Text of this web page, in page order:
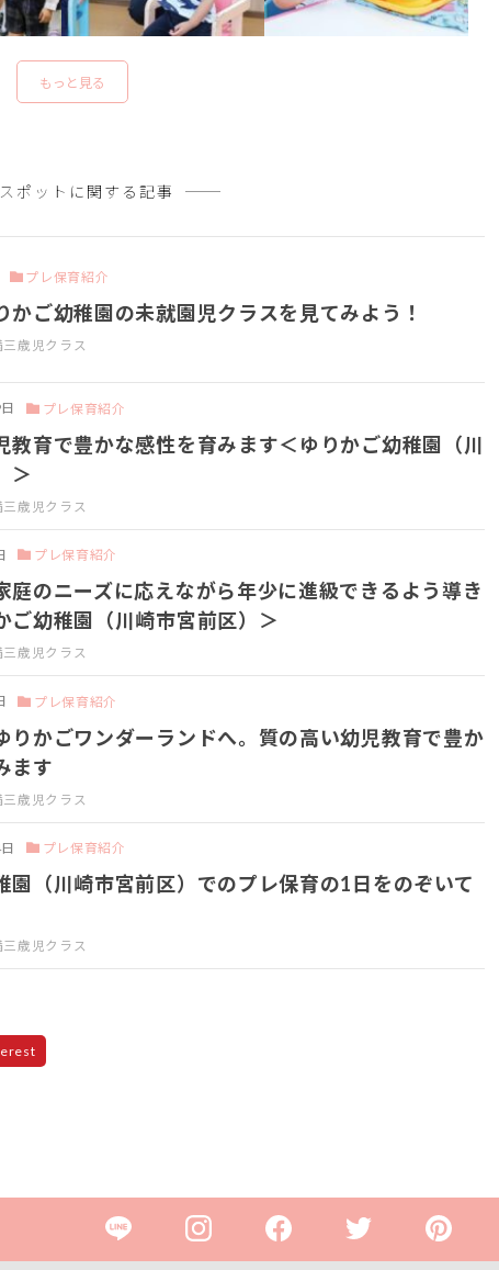
もっと見る
ポットに関する記事
プレ保育紹介
かご幼稚園の未就園児クラスを見てみよう！
歳児クラス
プレ保育紹介
教育で豊かな感性を育みます＜ゆりかご幼稚園（川
＞
歳児クラス
プレ保育紹介
庭のニーズに応えながら年少に進級できるよう導き
ご幼稚園（川崎市宮前区）＞
歳児クラス
プレ保育紹介
りかごワンダーランドへ。質の高い幼児教育で豊か
ます
歳児クラス
プレ保育紹介
園（川崎市宮前区）でのプレ保育の1日をのぞいて
歳児クラス